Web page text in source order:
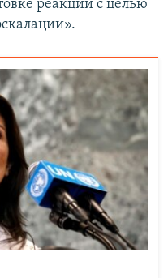
реакции с целью